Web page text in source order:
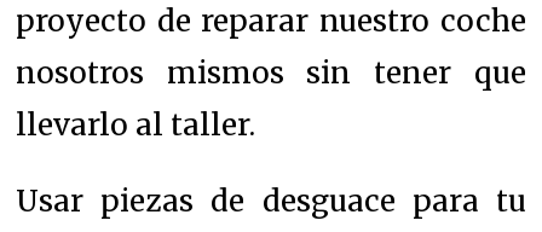
proyecto de reparar nuestro coche
nosotros mismos sin tener que
llevarlo al taller.
Usar piezas de desguace para tu